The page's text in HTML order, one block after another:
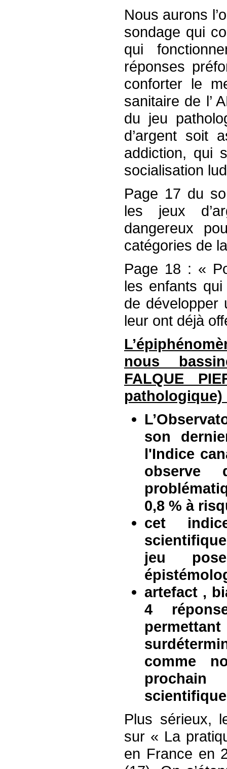
Nous aurons
sondage qui
qui
réponses
conforter le
sanitaire de l’
du jeu
d’argent soit
addiction, qui
socialisation
Page 17 du
les jeux
dangereux
catégories de
Page 18 : «
les enfants
de développer
leur ont déjà
nous
FALQUE
pathologique)
son
l'Indice
0,8 % à
cet
jeu
artefact ,
4
comme
Plus sérieux,
sur « La
en France en